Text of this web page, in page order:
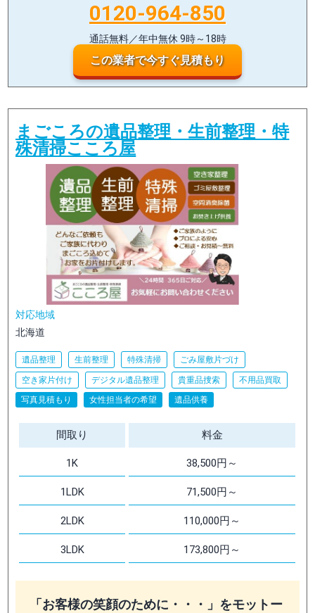
0120-964-850
通話無料／年中無休 9時～18時
この業者で今すぐ見積もり
まごころの遺品整理・生前整理・特
殊清掃こころ屋
対応地域
北海道
遺品整理 生前整理 特殊清掃 ごみ屋敷片づけ
空き家片付け デジタル遺品整理 貴重品捜索
不用品買取
写真見積もり
女性担当者の希望 遺品供養
間取り 料金
1K 38,500円～
1LDK 71,500円～
2LDK 110,000円～
3LDK 173,800円～
「お客様の笑顔のために・・・」をモットー